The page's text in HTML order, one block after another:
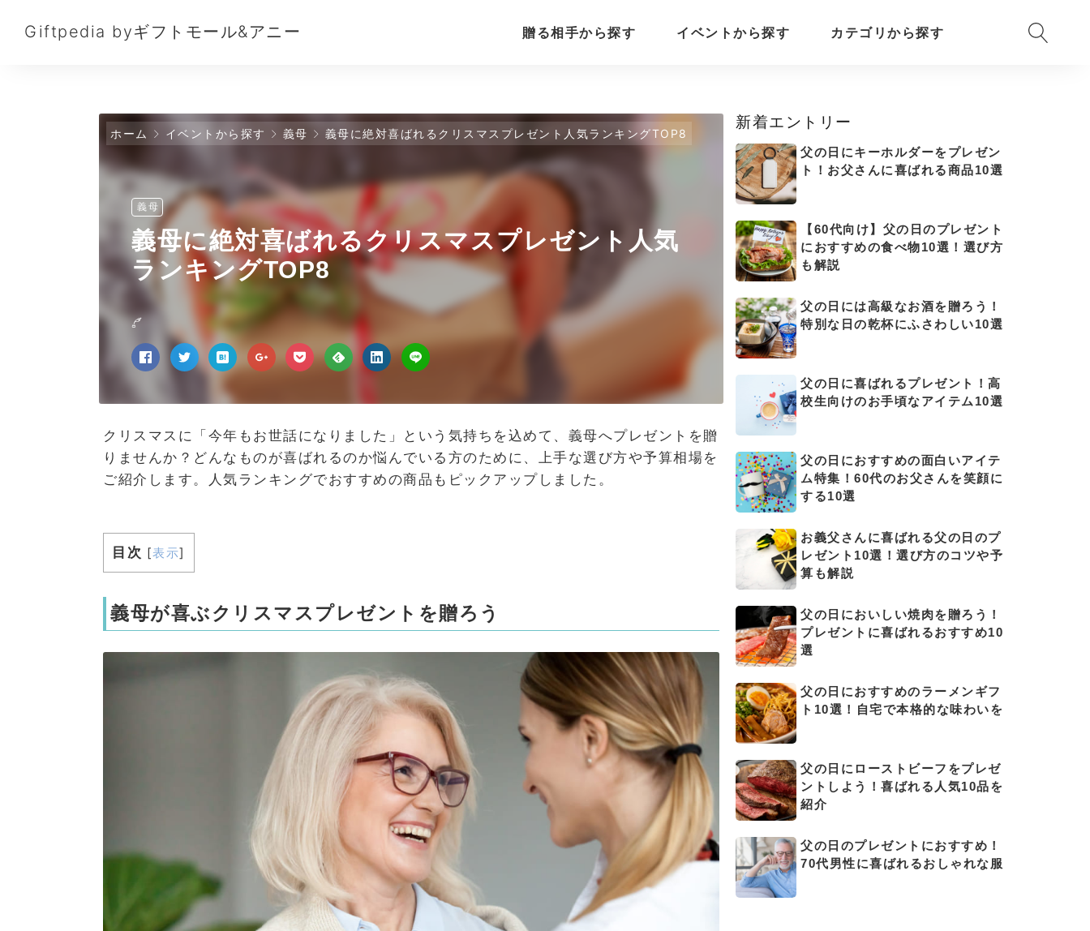
Giftpedia byギフトモール&アニー 贈る相手から探す イベントから探す カテゴリから探す
ホーム イベントから探す 義母 義母に絶対喜ばれるクリスマスプレゼント人気ランキングTOP8
義母
義母に絶対喜ばれるクリスマスプレゼント人気
ランキングTOP8
クリスマスに「今年もお世話になりました」という気持ちを込めて、義母へプレゼントを贈
りませんか？どんなものが喜ばれるのか悩んでいる方のために、上手な選び方や予算相場を
ご紹介します。人気ランキングでおすすめの商品もピックアップしました。
目次 [表示]
義母が喜ぶクリスマスプレゼントを贈ろう
新着エントリー
父の日にキーホルダーをプレゼン
ト！お父さんに喜ばれる商品10選
【60代向け】父の日のプレゼント
におすすめの食べ物10選！選び方
も解説
父の日には高級なお酒を贈ろう！
特別な日の乾杯にふさわしい10選
父の日に喜ばれるプレゼント！高
校生向けのお手頃なアイテム10選
父の日におすすめの面白いアイテ
ム特集！60代のお父さんを笑顔に
する10選
お義父さんに喜ばれる父の日のプ
レゼント10選！選び方のコツや予
算も解説
父の日においしい焼肉を贈ろう！
プレゼントに喜ばれるおすすめ10
選
父の日におすすめのラーメンギフ
ト10選！自宅で本格的な味わいを
父の日にローストビーフをプレゼ
ントしよう！喜ばれる人気10品を
紹介
父の日のプレゼントにおすすめ！
70代男性に喜ばれるおしゃれな服